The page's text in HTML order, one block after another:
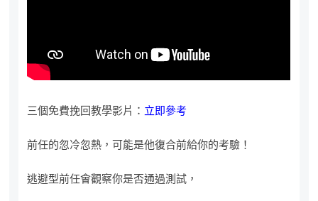
三個免費挽回教學影片： 立即參考
前任的忽冷忽熱，可能是他復合前給你的考驗！
逃避型前任會觀察你是否通過測試，